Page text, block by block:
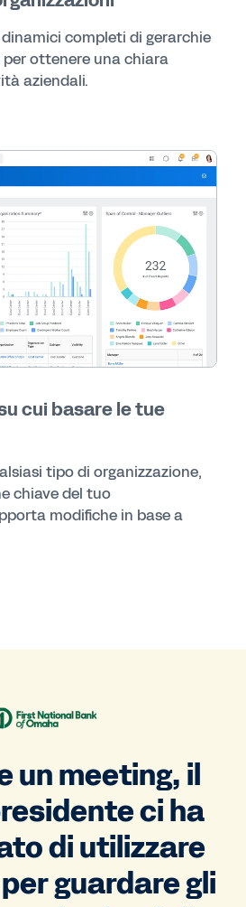
completi di gerarchie
ottenere una chiara
aziendali.
cui basare le tue
tipo di organizzazione,
chiave del tuo
modifiche in base a
un meeting, il
ci ha
di utilizzare
guardare gli